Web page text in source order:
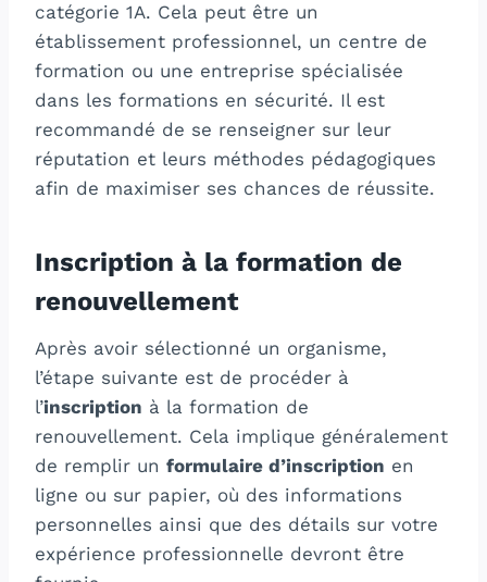
catégorie 1A. Cela peut être un
établissement professionnel, un centre de
formation ou une entreprise spécialisée
dans les formations en sécurité. Il est
recommandé de se renseigner sur leur
réputation et leurs méthodes pédagogiques
afin de maximiser ses chances de réussite.
Inscription à la formation de
renouvellement
Après avoir sélectionné un organisme,
l’étape suivante est de procéder à
l’inscription à la formation de
renouvellement. Cela implique généralement
de remplir un formulaire d’inscription en
ligne ou sur papier, où des informations
personnelles ainsi que des détails sur votre
expérience professionnelle devront être